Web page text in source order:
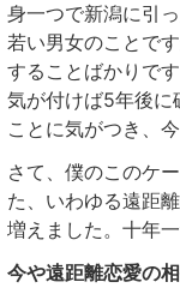
身一つで新潟に引
若い男女のことで
することばかりです
気が付けば5年後に
ことに気がつき、
さて、僕のこのケ
た、いわゆる遠距
増えました。十年
今や遠距離恋愛の